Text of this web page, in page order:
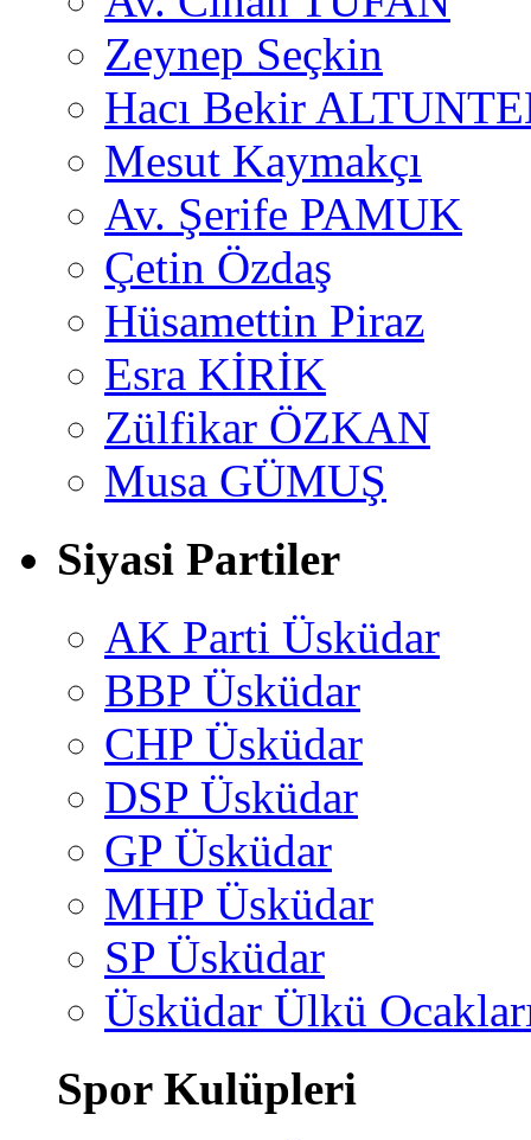
Zeynep Seçkin
Hacı Bekir
Mesut Kaymakçı
Av. Şerife PAMUK
Çetin Özdaş
Hüsamettin Piraz
Esra KİRİK
Zülfikar ÖZKAN
Musa GÜMUŞ
Siyasi Partiler
AK Parti Üsküdar
BBP Üsküdar
CHP Üsküdar
DSP Üsküdar
GP Üsküdar
MHP Üsküdar
SP Üsküdar
Üsküdar Ülkü
Spor Kulüpleri